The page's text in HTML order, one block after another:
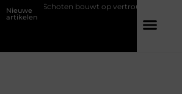
Nieuwe
artikelen
Schoten bouwt op vertrouwen en vakmanschap